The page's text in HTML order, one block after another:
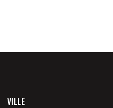
VILLE